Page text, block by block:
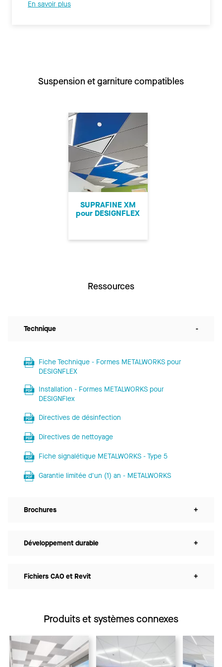
En savoir plus
Suspension et garniture compatibles
SUPRAFINE XM
pour DESIGNFLEX
Ressources
Technique -
Fiche Technique - Formes METALWORKS pour
DESIGNFLEX
Installation - Formes METALWORKS pour
DESIGNFlex
Directives de désinfection
Directives de nettoyage
Fiche signalétique METALWORKS - Type 5
Garantie limitée d'un (1) an - METALWORKS
Brochures +
Développement durable +
Fichiers CAO et Revit +
Produits et systèmes connexes